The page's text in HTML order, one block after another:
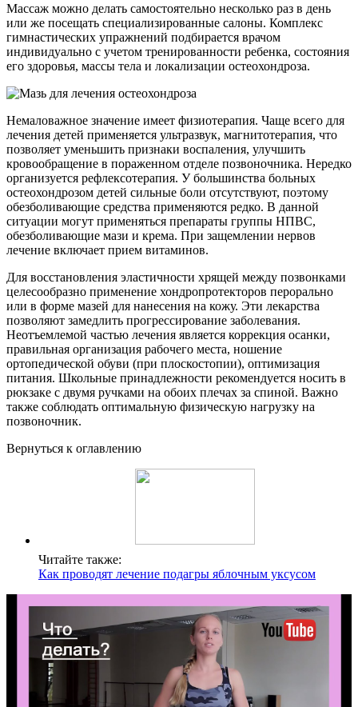
Массаж можно делать самостоятельно несколько раз в день
или же посещать специализированные салоны. Комплекс
гимнастических упражнений подбирается врачом
индивидуально с учетом тренированности ребенка, состояния
его здоровья, массы тела и локализации остеохондроза.
Немаловажное значение имеет физиотерапия. Чаще всего для
лечения детей применяется ультразвук, магнитотерапия, что
позволяет уменьшить признаки воспаления, улучшить
кровообращение в пораженном отделе позвоночника. Нередко
организуется рефлексотерапия. У большинства больных
остеохондрозом детей сильные боли отсутствуют, поэтому
обезболивающие средства применяются редко. В данной
ситуации могут применяться препараты группы НПВС,
обезболивающие мази и крема. При защемлении нервов
лечение включает прием витаминов.
Для восстановления эластичности хрящей между позвонками
целесообразно применение хондропротекторов перорально
или в форме мазей для нанесения на кожу. Эти лекарства
позволяют замедлить прогрессирование заболевания.
Неотъемлемой частью лечения является коррекция осанки,
правильная организация рабочего места, ношение
ортопедической обуви (при плоскостопии), оптимизация
питания. Школьные принадлежности рекомендуется носить в
рюкзаке с двумя ручками на обоих плечах за спиной. Важно
также соблюдать оптимальную физическую нагрузку на
позвоночник.
Вернуться к оглавлению
Читайте также:
Как проводят лечение подагры яблочным уксусом